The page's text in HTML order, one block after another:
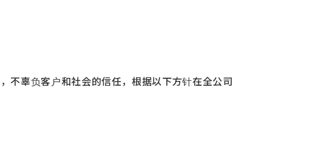
不辜负客户和社会的信任，根据以下方针在全公司